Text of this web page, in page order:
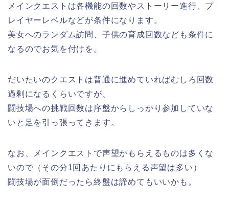
メインクエストは各機能の回数やストーリー進行、プ
レイヤーレベルなどが条件になります。
美女へのランダム訪問、子供の育成回数なども条件に
なるのでお気を付けを。
だいたいのクエストは普通に進めていればむしろ回数
過剰になるくらいですが、
闘技場への挑戦回数は序盤からしっかり参加していな
いと足を引っ張ってきます。
なお、メインクエストで声望がもらえるものは多くな
いので（その分1回あたりにもらえる声望は多い）
闘技場が面倒だったら終盤は諦めてもいいかも。